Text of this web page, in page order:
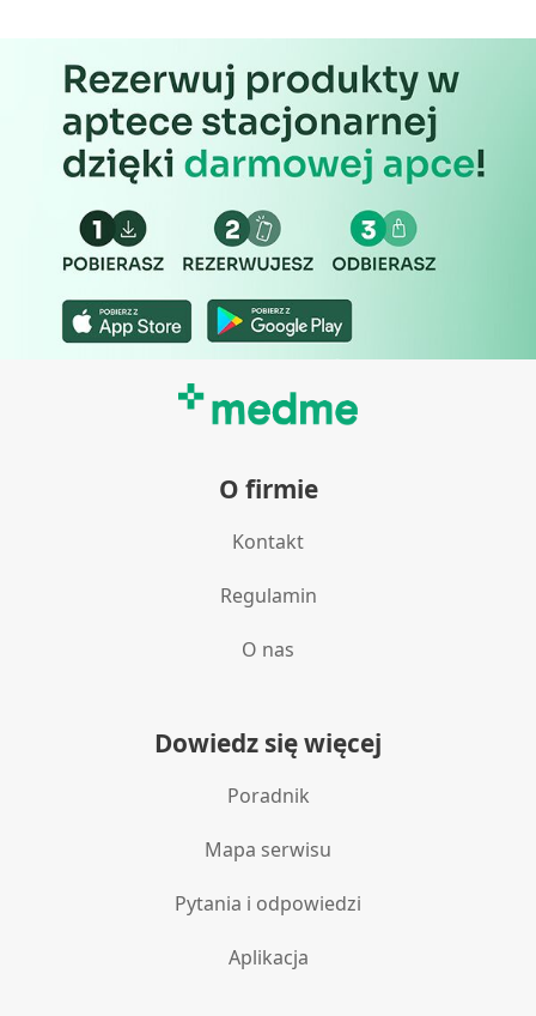
O firmie
Kontakt
Regulamin
O nas
Dowiedz się więcej
Poradnik
Mapa serwisu
Pytania i odpowiedzi
Aplikacja
Funkcje specjalne IAB:
Użycie dokładnych danych
geolokalizacyjnych
Identyfikowanie urządzeń na podstawie
aktywnie żądanych informacji
Cele przetwarzania inne niż IAB:
Niezbędne
Wydajność (Performance)
Reklama / śledzenie